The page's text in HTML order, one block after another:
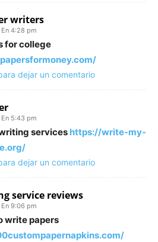
writers
4:28 pm
for college
dejar un comentario
5:43 pm
services https://write-my-
dejar un comentario
service reviews
9:06 pm
write papers